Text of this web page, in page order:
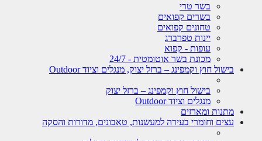
בשר טרי
בשרים קפואים
טחונים קפואים
יינות טפרברג
עופות - קפוא
מכונת בשר אוטומטית - 24/7
בישול חוץ וקמפינג – ברזל יצוק, מנגלים וציוד Outdoor
בישול חוץ וקמפינג – ברזל יצוק
מנגלים וציוד Outdoor
מתנות ומארזים
עצים וחומרי בעירה למעשנות, טאבונים, מדורות והסקה